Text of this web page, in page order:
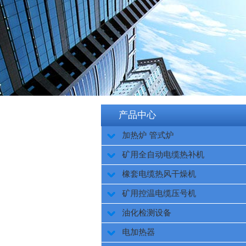
产品中心
加热炉 管式炉
矿用全自动电缆热补机
橡套电缆热风干燥机
矿用控温电缆压号机
油化检测设备
电加热器